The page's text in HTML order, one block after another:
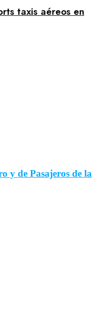
taxis aéreos en
y de Pasajeros de la